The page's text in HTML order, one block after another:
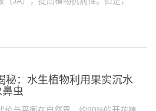
秘：水生植物利用果实沉水
鼻虫